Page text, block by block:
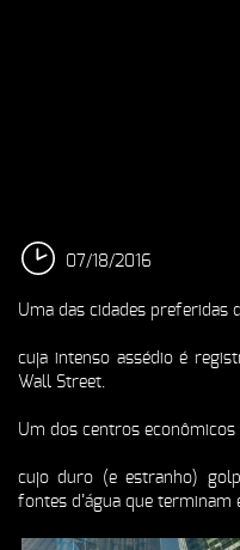
07/18/2016
Uma das cidades preferidas
cuja intenso assédio é
Wall Street.
Um dos centros
cujo duro (e estranho)
fontes d’água que terminam